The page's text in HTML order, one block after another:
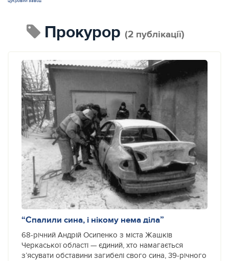
прокурор (2 публікації)
“Спалили сина, і нікому нема діла”
68-річний Андрій Осипенко з міста Жашків
Черкаської області — єдиний, хто намагається
з’ясувати обставини загибелі свого сина, 39-річного